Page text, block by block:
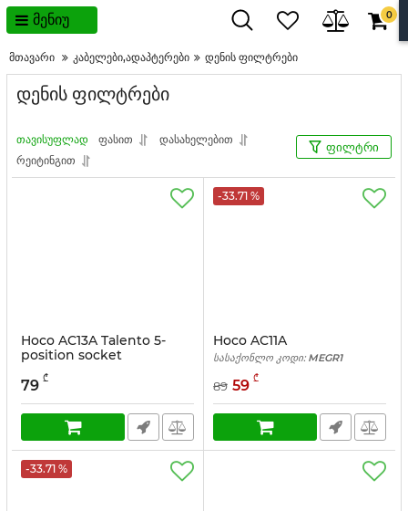
მენიუ 0
მთავარი კაბელები,ადაპტერები დენის ფილტრები
დენის ფილტრები
თავისუფლად ფასით
დასახელებით
რეიტინგით
ფილტრი
Hoco AC13A Talento 5-
position socket
სასაქონლო კოდი:
79 ₾
-33.71 %
Hoco AC11A
სასაქონლო კოდი: MEGR1
89 59 ₾
-33.71 %